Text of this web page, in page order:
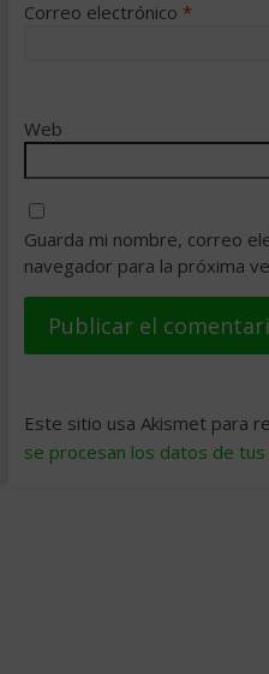
Correo electrónico *
Web
Guarda mi nombre, correo
navegador para la próxima
Este sitio usa Akismet para
se procesan los datos de